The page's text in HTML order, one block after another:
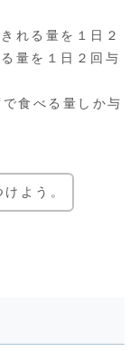
れる量を１日２
量を１日２回与
食べる量しか与
よう。